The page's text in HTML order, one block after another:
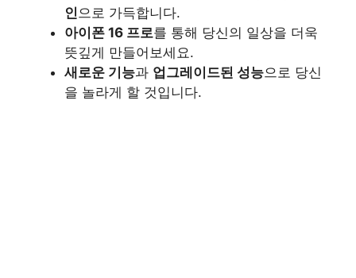
인으로 가득합니다.
아이폰 16 프로를 통해 당신의 일상을 더욱
뜻깊게 만들어보세요.
새로운 기능과 업그레이드된 성능으로 당신
을 놀라게 할 것입니다.